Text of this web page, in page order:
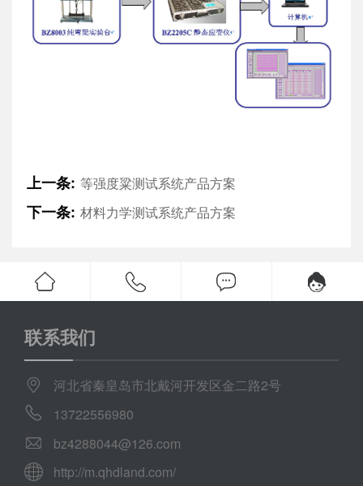
上一条: 等强度粱测试系统产品方案
下一条: 材料力学测试系统产品方案
联系我们
河北省秦皇岛市北戴河开发区金二路2号
13722556980
bz4288044@126.com
http://m.qhdland.com/